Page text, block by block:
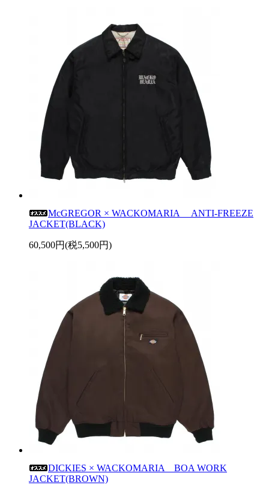
McGREGOR × WACKOMARIA ANTI-FREEZE
JACKET(BLACK)
60,500円(税5,500円)
DICKIES × WACKOMARIA BOA WORK
JACKET(BROWN)